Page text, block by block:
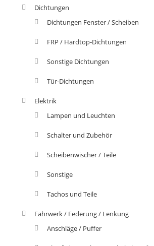
Dichtungen
Dichtungen Fenster / Scheiben
FRP / Hardtop-Dichtungen
Sonstige Dichtungen
Tür-Dichtungen
Elektrik
Lampen und Leuchten
Schalter und Zubehör
Scheibenwischer / Teile
Sonstige
Tachos und Teile
Fahrwerk / Federung / Lenkung
Anschläge / Puffer